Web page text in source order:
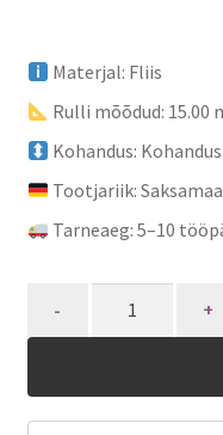
Materjal: Fliis
Rulli mõõdud: 15.00
Kohandus:
Tootjariik: Saksamaa
Tarneaeg: 5–10